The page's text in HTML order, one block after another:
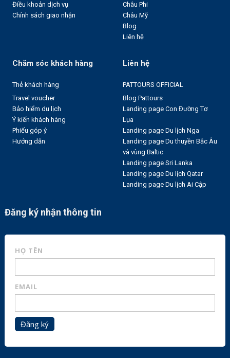
Điều khoản dịch vụ
Chính sách giao nhận
Châu Phi
Châu Mỹ
Blog
Liên hệ
Chăm sóc khách hàng
Thẻ khách hàng
Travel voucher
Bảo hiểm du lịch
Ý kiến khách hàng
Phiếu góp ý
Hướng dẫn
Liên hệ
PATTOURS OFFICIAL
Blog Pattours
Landing page Con Đường Tơ
Lụa
Landing page Du lịch Nga
Landing page Du thuyền Bắc Âu
và vùng Baltic
Landing page Sri Lanka
Landing page Du lịch Qatar
Landing page Du lịch Ai Cập
Đăng ký nhận thông tin
HỌ TÊN
EMAIL
Đăng ký